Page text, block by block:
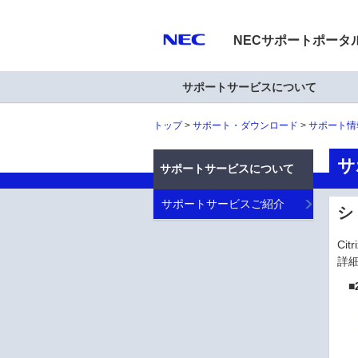
NECサポートポータ
サポートサービスについて
トップ サポート・ダウンロード サポート情
シ
詳
サポートサービスについて
サポートサービスご紹介